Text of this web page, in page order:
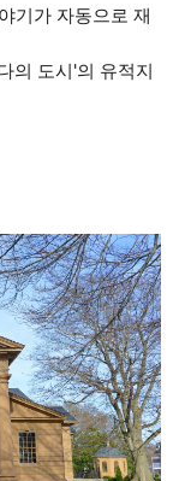
기가 자동으로 재
의 도시'의 유적지